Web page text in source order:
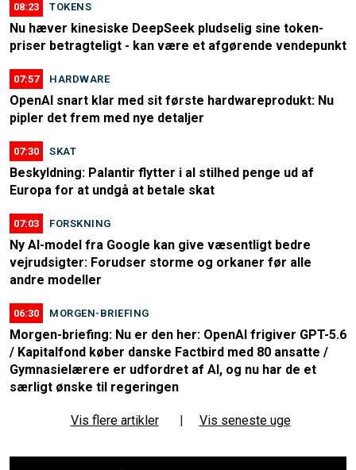
08:23 TOKENS
Nu hæver kinesiske DeepSeek pludselig sine token-
priser betragteligt - kan være et afgørende vendepunkt
07:57 HARDWARE
OpenAI snart klar med sit første hardwareprodukt: Nu
pipler det frem med nye detaljer
07:30 SKAT
Beskyldning: Palantir flytter i al stilhed penge ud af
Europa for at undgå at betale skat
07:03 FORSKNING
Ny AI-model fra Google kan give væsentligt bedre
vejrudsigter: Forudser storme og orkaner før alle
andre modeller
06:30 MORGEN-BRIEFING
Morgen-briefing: Nu er den her: OpenAI frigiver GPT-5.6
/ Kapitalfond køber danske Factbird med 80 ansatte /
Gymnasielærere er udfordret af AI, og nu har de et
særligt ønske til regeringen
Vis flere artikler Vis seneste uge